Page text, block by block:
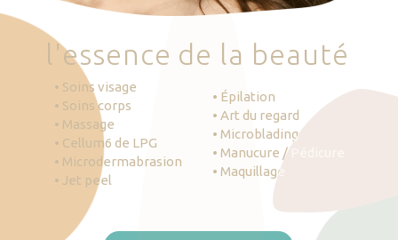
'essence de la beauté
• Soins visage
• Soins corps
• Massage
• Cellum6 de LPG
• Microdermabrasion
• Jet peel
• Épilation
• Art du regard
• Microblading
• Manucure / Pédicure
• Maquillage